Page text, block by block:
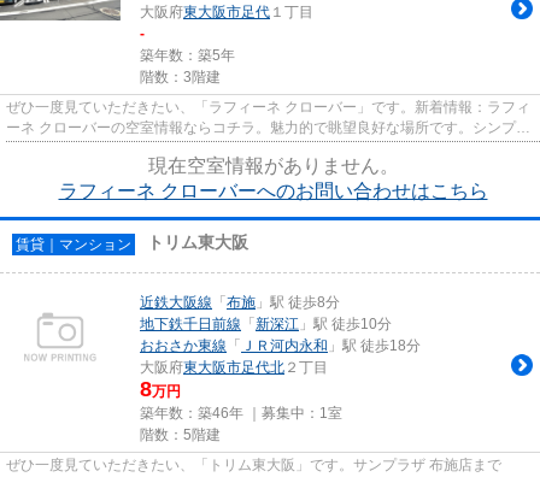
大阪府東大阪市足代 １丁目
-
築年数：築5年
階数：3階建
ぜひ一度見ていただきたい、「ラフィーネ クローバー」です。新着情報：ラフィ
ーネ クローバーの空室情報ならコチラ。魅力的で眺望良好な場所です。シンプル
ながらも風の通り道がしっ...
現在空室情報がありません。
ラフィーネ クローバーへのお問い合わせはこちら
賃貸｜マンション トリム東大阪
近鉄大阪線 「布施 」駅 徒歩8分
地下鉄千日前線 「新深江 」駅 徒歩10分
おおさか東線 「 ＪＲ河内永和 」駅 徒歩18分
大阪府東大阪市足代北 ２丁目
8万円
築年数：築46年 ｜募集中： 1室
階数：5階建
ぜひ一度見ていただきたい、「トリム東大阪」です。サンプラザ 布施店まで